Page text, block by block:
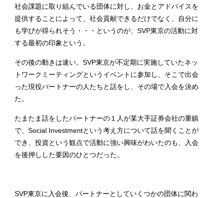
社会課題に取り組んでいる団体に対し、お金とアドバイスを
提供することによって、社会貢献できるだけでなく、自分に
も学びが得られそう・・・というのが、SVP東京の活動に対
する最初の印象という。
その後の動きは速い。SVP東京が不定期に実施していたネッ
トワークミーティングというイベントに参加し、そこで出会
った現役パートナーの人たちと話をし、その場で入会を決め
た。
たまたま話をしたパートナーの１人が某大手証券会社の重鎮
で、Social Investmentという考え方について話を聞くことが
でき、投資という観点で活動に強い興味がわいたのも、入会
を後押しした要因のひとつだった。
SVP東京に入会後、パートナーとしていくつかの団体に関わ